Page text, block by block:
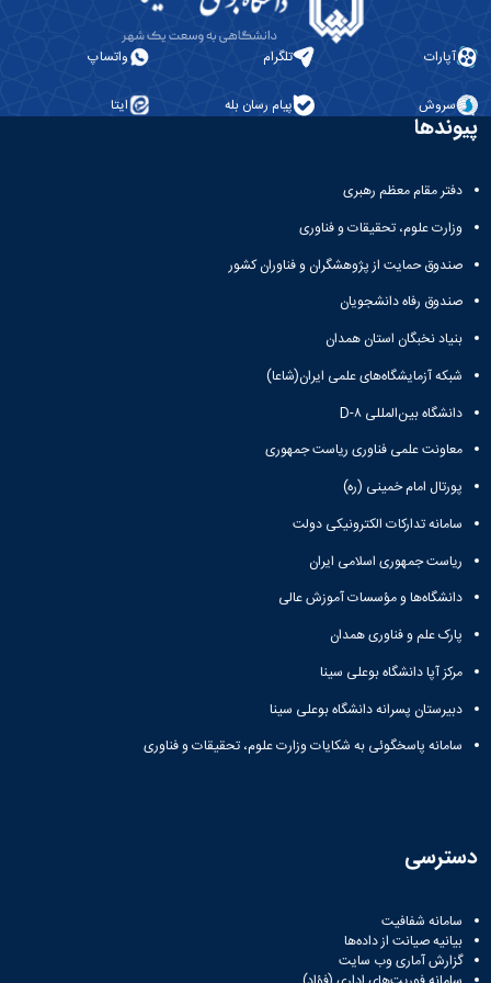
و
تکمیلی
و
آئین
نامه
ها
و
پایان
نامه
ها
Economics
of
Iran
Two
Journal
Contemporary
Sociological
Research
(CSR)
آپارات تلگرام واتساپ
سروش پیام رسان بله ایتا
پیوندها
دفتر مقام معظم رهبری
وزارت علوم، تحقیقات و فناوری
صندوق حمایت از پژوهشگران و فناوران کشور
صندوق رفاه دانشجویان
بنیاد نخبگان استان همدان
شبکه آزمایشگاه‌های علمی ایران(شاعا)
دانشگاه بین‌المللی D-۸
معاونت علمی فناوری ریاست جمهوری
پورتال امام خمینی (ره)
سامانه تدارکات الکترونیکی دولت
ریاست جمهوری اسلامی ایران
دانشگاه‌ها و مؤسسات آموزش عالی
پارک علم و فناوری همدان
مرکز آپا دانشگاه بوعلی سینا
دبیرستان پسرانه دانشگاه بوعلی سینا
سامانه پاسخگوئی به شکایات وزارت علوم، تحقیقات و فناوری
دسترسی
سامانه شفافیت
بیانیه صیانت از داده‌ها
گزارش آماری وب‌ سایت